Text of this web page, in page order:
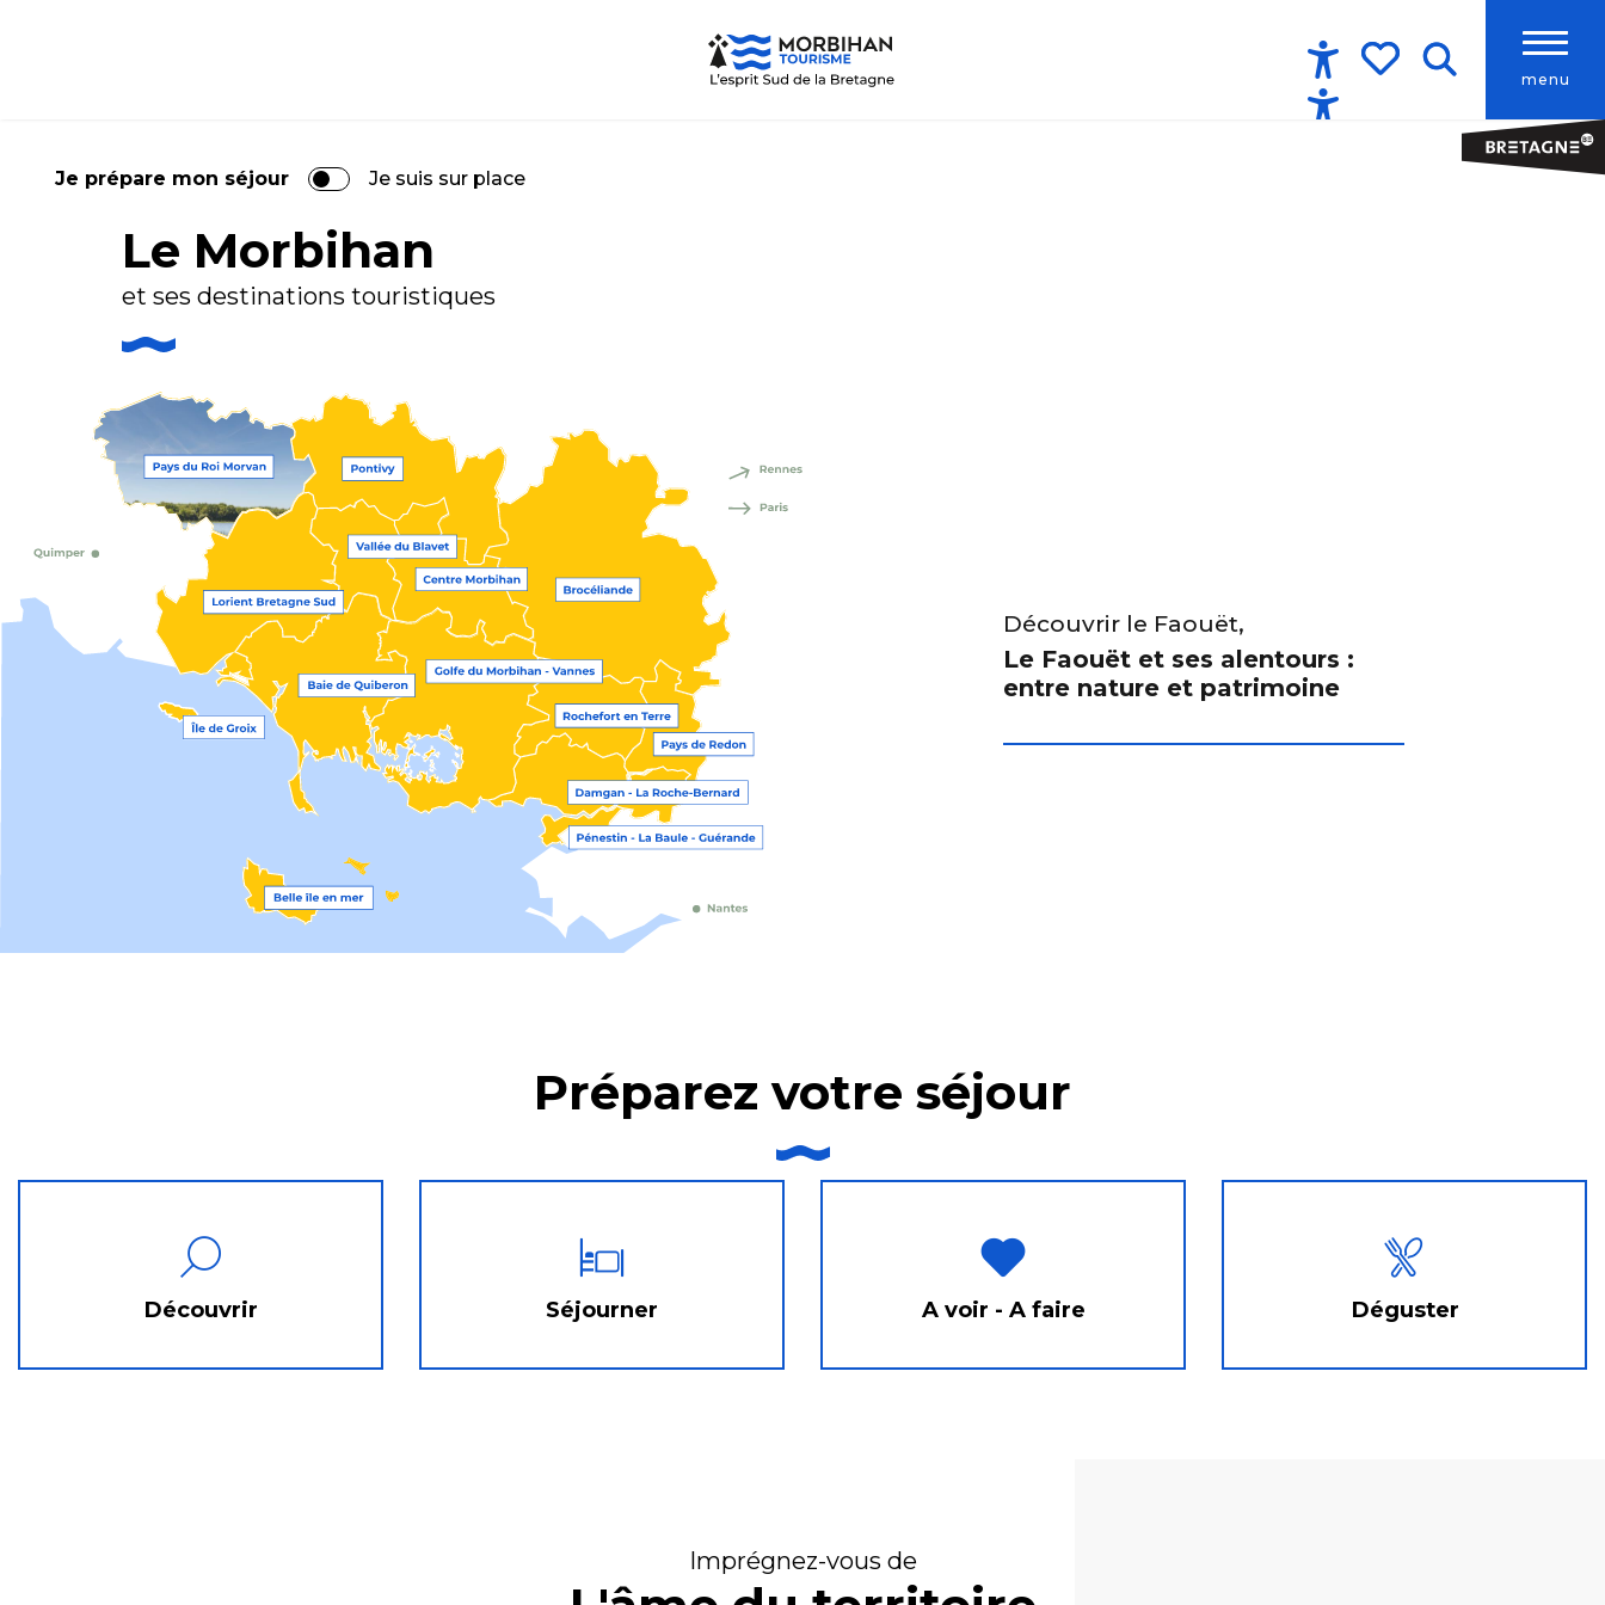
menu
Accessibilité
Je prépare mon séjour Je suis sur place
Le Morbihan
et ses destinations touristiques
Découvrir le Faouët,
Le Faouët et ses alentours :
entre nature et patrimoine
Préparez votre séjour
Découvrir Séjourner A voir - A faire Déguster
Imprégnez-vous de